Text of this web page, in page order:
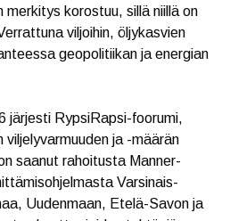
merkitys korostuu, sillä niillä on
viljoihin, öljykasvien
geopolitiikan ja energian
järjesti RypsiRapsi-foorumi,
ja -määrän
saanut rahoitusta Manner-
Varsinais-
Uudenmaan, Etelä-Savon ja